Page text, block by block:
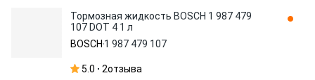
Тормозная жидкость BOSCH 1 987 479
107 DOT 4 1 л
BOSCH 1 987 479 107
5.0 2отзыва